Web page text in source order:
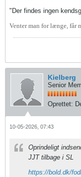
"Der findes ingen
Venter man for længe, får
Kielberg
Senior
Oprettet:
10-05-2026, 07:43
Oprindeligt
JJT tilbage i SL
https://bold.dk/